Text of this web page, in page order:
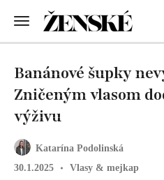
Katarína Podolinská
30.1.2025
Vlasy & mejkap
Banánové šupky
Zničeným vlasom
výživu